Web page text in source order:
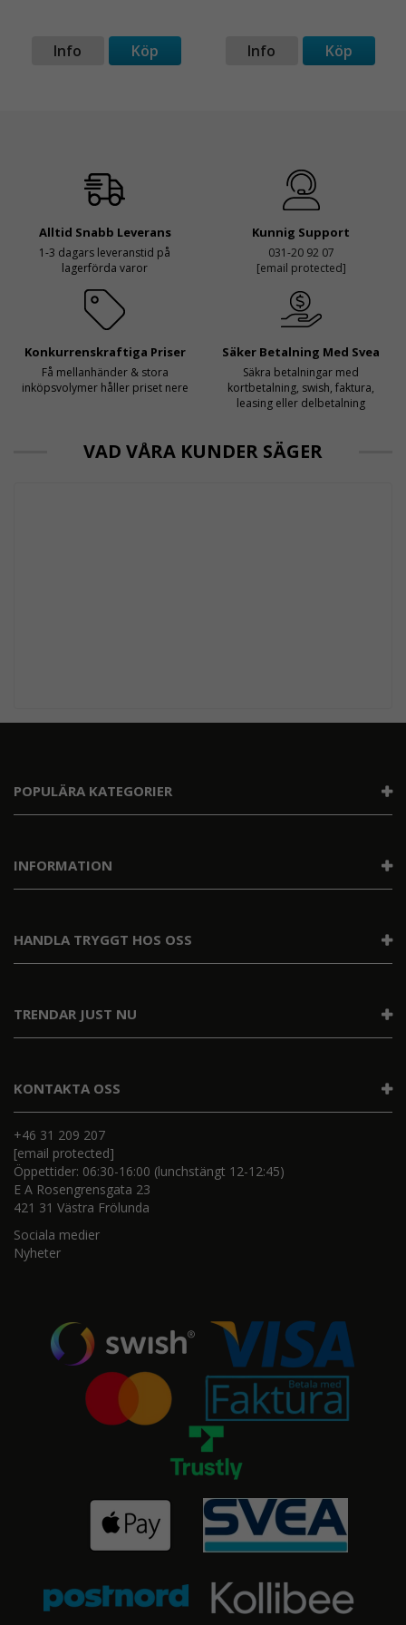
Info Köp Info Köp
Alltid Snabb Leverans
1-3 dagars leveranstid på
lagerförda varor
Kunnig Support
031-20 92 07
[email protected]
Konkurrenskraftiga Priser
Få mellanhänder & stora
inköpsvolymer håller priset nere
Säker Betalning Med Svea
Säkra betalningar med
kortbetalning, swish, faktura,
leasing eller delbetalning
VAD VÅRA KUNDER SÄGER
KONTAKTA OSS
+46 31 209 207
[email protected]
Öppettider: 06:30-16:00 (lunchstängt 12-12:45)
E A Rosengrensgata 23
421 31 Västra Frölunda
Sociala medier
Nyheter
POPULÄRA KATEGORIER
INFORMATION
TRENDAR JUST NU
HANDLA TRYGGT HOS OSS